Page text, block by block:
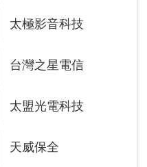
太極影音科技
台灣之星電信
太盟光電科技
天威保全